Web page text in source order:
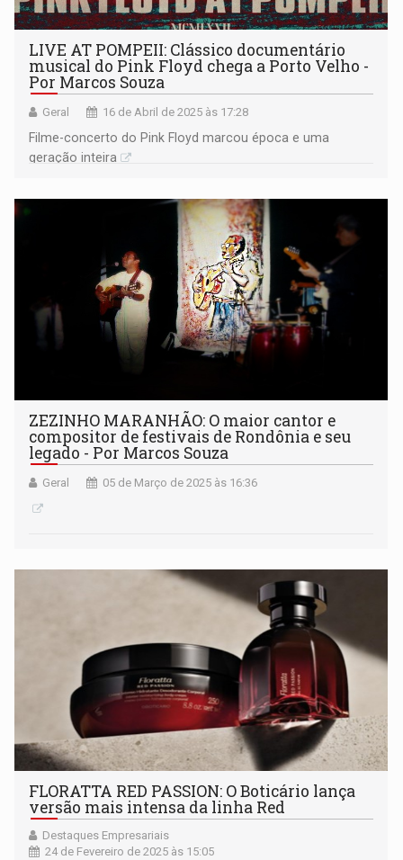
LIVE AT POMPEII: Clássico documentário
musical do Pink Floyd chega a Porto Velho -
Por Marcos Souza
Geral 16 de Abril de 2025 às 17:28
Filme-concerto do Pink Floyd marcou época e uma
geração inteira
ZEZINHO MARANHÃO: O maior cantor e
compositor de festivais de Rondônia e seu
legado - Por Marcos Souza
Geral 05 de Março de 2025 às 16:36
FLORATTA RED PASSION: O Boticário lança
versão mais intensa da linha Red
Destaques Empresariais
24 de Fevereiro de 2025 às 15:05